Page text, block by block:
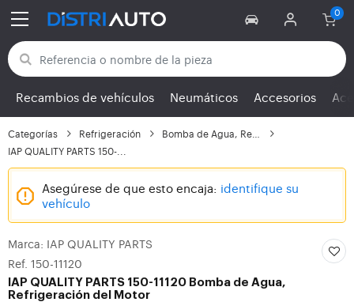
Volver a las categorías
Recambios de vehículos Neumáticos Accesorios
Categorías Refrigeración
IAP QUALITY PARTS 150-...
Asegúrese de que esto encaja: identifique su
vehículo
Marca: IAP QUALITY PARTS
Ref. 150-11120
IAP QUALITY PARTS 150-11120 Bomba de Agua,
Refrigeración del Motor